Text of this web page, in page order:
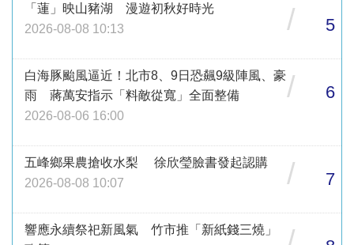
「蓮」映山豬湖 漫遊初秋好時光
2026-08-08 10:13
/ 5
白海豚颱風逼近！北市8、9日恐飆9級陣風、豪
雨 蔣萬安指示「料敵從寬」全面整備
2026-08-06 16:00
/ 6
五峰鄉果農搶收水梨 徐欣瑩臉書發起認購
2026-08-08 10:07
/ 7
響應永續祭祀新風氣 竹市推「新紙錢三燒」